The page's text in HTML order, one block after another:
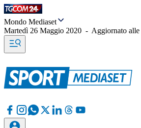
Mondo Mediaset
Martedì 26 Maggio 2020 - Aggiornato alle